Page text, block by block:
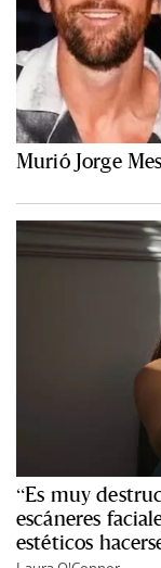
Murió Jorge
“Es muy
escáneres
estéticos